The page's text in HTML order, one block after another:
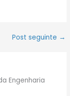
Post seguinte →
Engenharia